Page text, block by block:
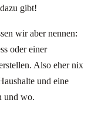
gibt!
wir aber nennen:
oder einer
Also eher nix
und eine
und wo.